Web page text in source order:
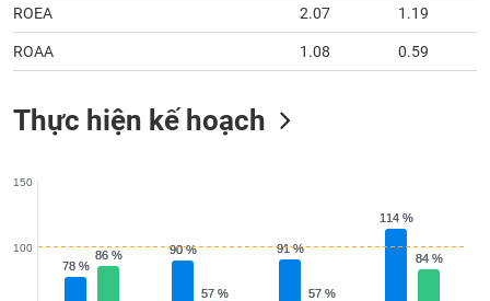
ROEA 2.07 1.19
ROAA 1.08 0.59
Thực hiện kế hoạch
78 %
78 %
90 %
90 % 91 %
91 %
114 %
114 %
86 %
86 %
57 %
57 % 57 %
57 %
84 %
84 %
100
150